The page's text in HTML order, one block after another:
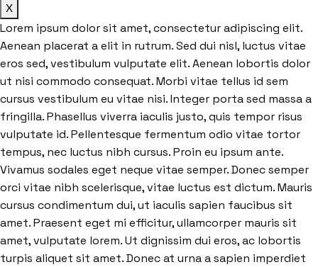
X
Lorem ipsum dolor sit amet, consectetur adipiscing elit.
Aenean placerat a elit in rutrum. Sed dui nisl, luctus vitae
eros sed, vestibulum vulputate elit. Aenean lobortis dolor
ut nisi commodo consequat. Morbi vitae tellus id sem
cursus vestibulum eu vitae nisi. Integer porta sed massa a
fringilla. Phasellus viverra iaculis justo, quis tempor risus
vulputate id. Pellentesque fermentum odio vitae tortor
tempus, nec luctus nibh cursus. Proin eu ipsum ante.
Vivamus sodales eget neque vitae semper. Donec semper
orci vitae nibh scelerisque, vitae luctus est dictum. Mauris
cursus condimentum dui, ut iaculis sapien faucibus sit
amet. Praesent eget mi efficitur, ullamcorper mauris sit
amet, vulputate lorem. Ut dignissim dui eros, ac lobortis
turpis aliquet sit amet. Donec at urna a sapien imperdiet